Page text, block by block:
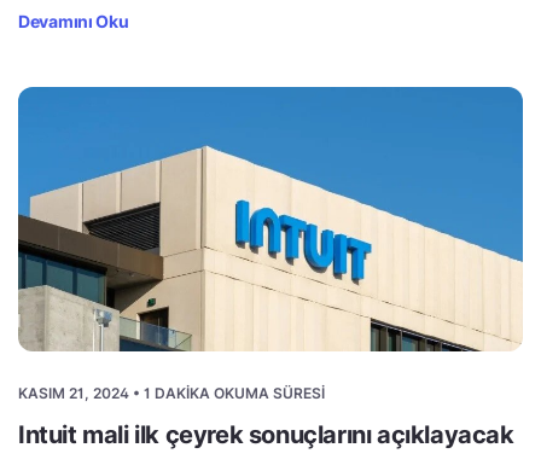
Devamını Oku
KASIM 21, 2024 • 1 DAKIKA OKUMA SÜRESI
Intuit mali ilk çeyrek sonuçlarını açıklayacak